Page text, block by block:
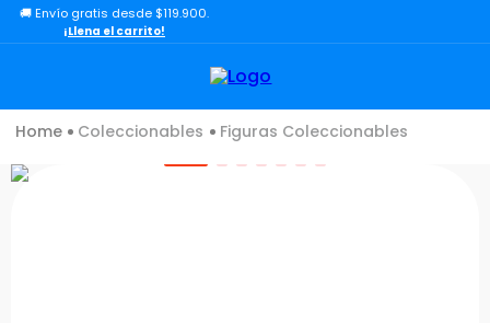
🚚 Envío gratis desde $119.900.
¡Llena el carrito!
Coleccionables Figuras Coleccionables
TÉRMINOS MÁS BUSCADOS
3.
carro
4